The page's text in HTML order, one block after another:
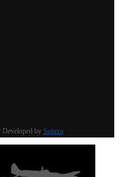
Developed by Supero